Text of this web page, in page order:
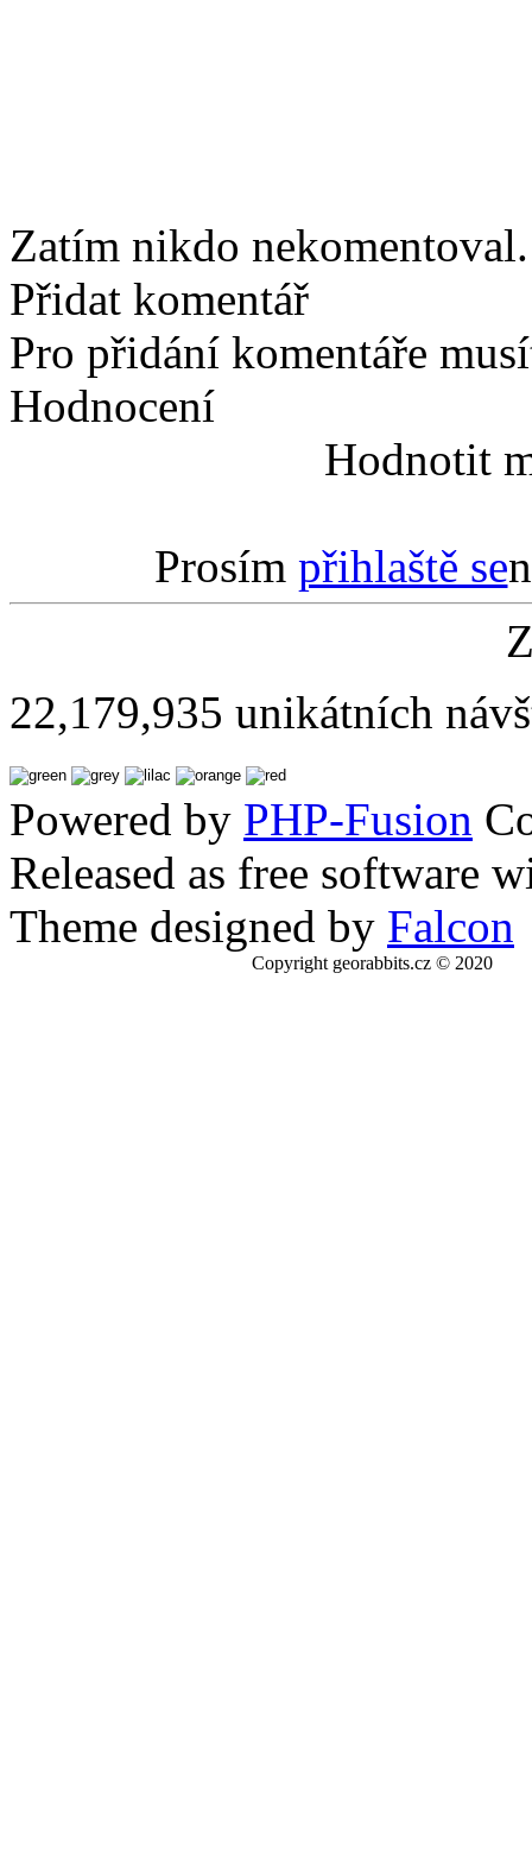
Zatím nikdo
Přidat komentář
Pro přidání komentáře
Hodnocení
Hodnotit
Prosím přihlaště se
22,179,935 unikátních
Powered by PHP-Fusion
Released as free software
Theme designed by Falcon
Copyright georabbits.cz © 2020